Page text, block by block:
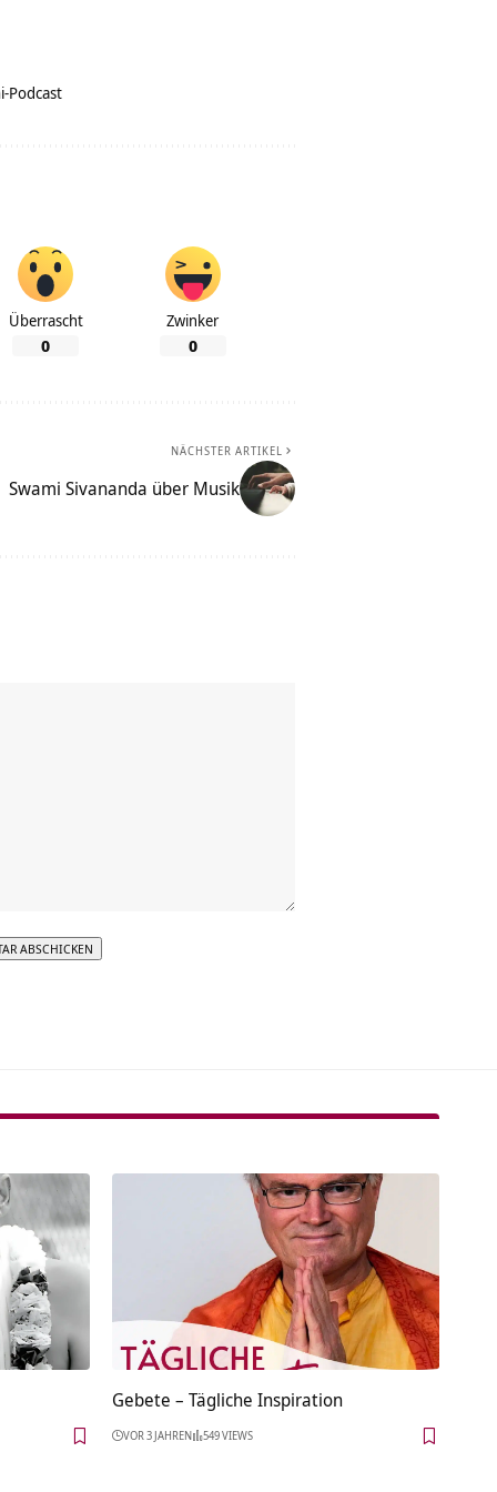
Podcast
Überrascht
0
Zwinker
0
NÄCHSTER ARTIKEL
Swami Sivananda über Musik
Gebete – Tägliche Inspiration
VOR 3 JAHREN 549 VIEWS